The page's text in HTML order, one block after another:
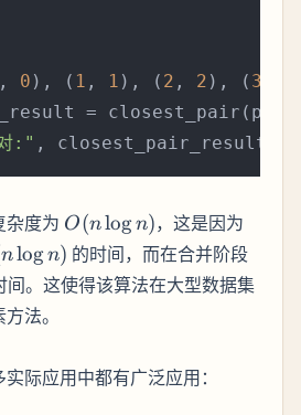
, 0 ), ( 1 , 1 ), ( 2 , 2 ), ( 3
:" , closest_pair_result[:
杂度为 O(n
\log
n)
O(nlogn)，这是因为
nlogn) 的时间，而在合并阶段
间。这使得该算法在大型数据集
法。
际应用中都有广泛应用：